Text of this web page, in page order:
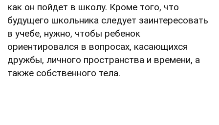
как он пойдет в школу. Кроме того, что
будущего школьника следует заинтересовать
в учебе, нужно, чтобы ребенок
ориентировался в вопросах, касающихся
дружбы, личного пространства и времени, а
также собственного тела.